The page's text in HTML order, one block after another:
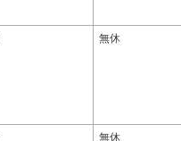
無休
無休